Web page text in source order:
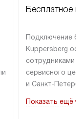
Бесплатное
Подключение
Kuppersberg
сотрудниками
сервисного
и Санкт-
подключается к
Показать ещё